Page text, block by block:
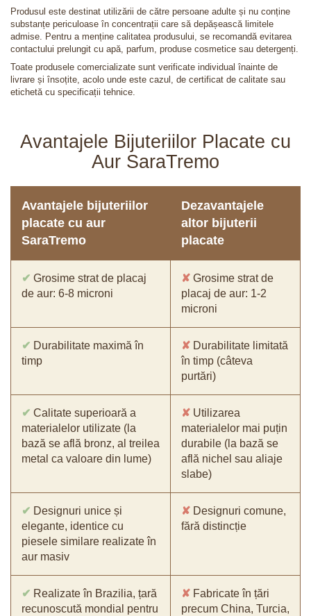
Produsul este destinat utilizării de către persoane adulte și nu conține
substanțe periculoase în concentrații care să depășească limitele
admise. Pentru a menține calitatea produsului, se recomandă evitarea
contactului prelungit cu apă, parfum, produse cosmetice sau detergenți.
Toate produsele comercializate sunt verificate individual înainte de
livrare și însoțite, acolo unde este cazul, de certificat de calitate sau
etichetă cu specificații tehnice.
Avantajele Bijuteriilor Placate cu
Aur SaraTremo
Avantajele bijuteriilor
placate cu aur
SaraTremo
Dezavantajele
altor bijuterii
placate
✔ Grosime strat de placaj
de aur: 6-8 microni
✘ Grosime strat de
placaj de aur: 1-2
microni
✔ Durabilitate maximă în
timp
✘ Durabilitate limitată
în timp (câteva
purtări)
✔ Calitate superioară a
materialelor utilizate (la
bază se află bronz, al treilea
metal ca valoare din lume)
✘ Utilizarea
materialelor mai puțin
durabile (la bază se
află nichel sau aliaje
slabe)
✔ Designuri unice și
elegante, identice cu
piesele similare realizate în
aur masiv
✘ Designuri comune,
fără distincție
✔ Realizate în Brazilia, țară
recunoscută mondial pentru
✘ Fabricate în țări
precum China, Turcia,